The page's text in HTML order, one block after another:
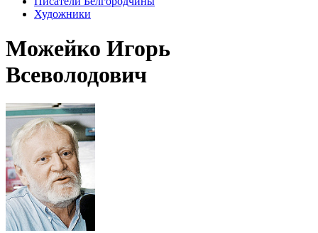
Художники
Можейко Игорь
Всеволодович